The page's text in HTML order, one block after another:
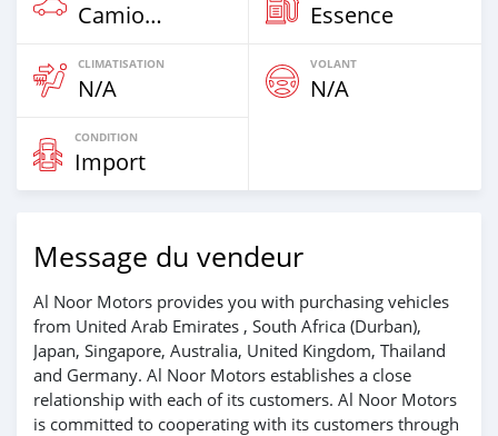
Camion‒Bus Essence
CLIMATISATION
N/A
VOLANT
N/A
CONDITION
Import
Message du vendeur
Al Noor Motors provides you with purchasing vehicles
from United Arab Emirates , South Africa (Durban),
Japan, Singapore, Australia, United Kingdom, Thailand
and Germany. Al Noor Motors establishes a close
relationship with each of its customers. Al Noor Motors
is committed to cooperating with its customers through